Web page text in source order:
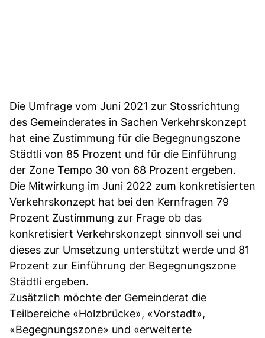
Die Umfrage vom Juni 2021 zur Stossrichtung
des Gemeinderates in Sachen Verkehrskonzept
hat eine Zustimmung für die Begegnungszone
Städtli von 85 Prozent und für die Einführung
der Zone Tempo 30 von 68 Prozent ergeben.
Die Mitwirkung im Juni 2022 zum konkretisierten
Verkehrskonzept hat bei den Kernfragen 79
Prozent Zustimmung zur Frage ob das
konkretisiert Verkehrskonzept sinnvoll sei und
dieses zur Umsetzung unterstützt werde und 81
Prozent zur Einführung der Begegnungszone
Städtli ergeben.
Zusätzlich möchte der Gemeinderat die
Teilbereiche «Holzbrücke», «Vorstadt»,
«Begegnungszone» und «erweiterte